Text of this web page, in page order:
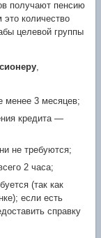
получают пенсию
количество
целевой группы
менее 3 месяцев;
кредита —
не требуются;
2 часа;
(так как
если есть
справку